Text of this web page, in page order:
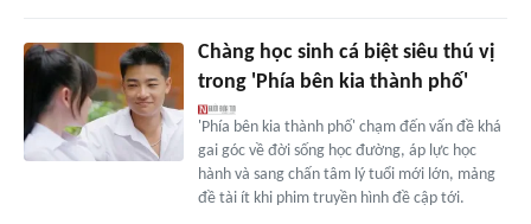
Chàng học sinh cá biệt siêu thú vị
trong 'Phía bên kia thành phố'
'Phía bên kia thành phố' chạm đến vấn đề khá
gai góc về đời sống học đường, áp lực học
hành và sang chấn tâm lý tuổi mới lớn, mảng
đề tài ít khi phim truyền hình đề cập tới.